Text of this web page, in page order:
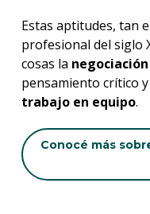
Estas aptitudes, tan
profesional del siglo
cosas la
pensamiento crítico
trabajo en equipo.
Conocé más